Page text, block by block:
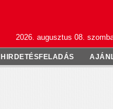
2026. augusztus 08.
HIRDETÉSFELADÁS